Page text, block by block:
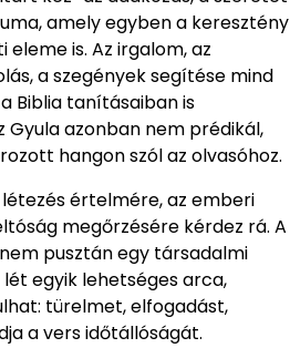
amely egyben a keresztény
is. Az irgalom, az
a szegények segítése mind
Biblia tanításaiban is
Gyula azonban nem prédikál,
hangon szól az olvasóhoz.
értelmére, az emberi
megőrzésére kérdez rá. A
pusztán egy társadalmi
egyik lehetséges arca,
türelmet, elfogadást,
a vers időtállóságát.